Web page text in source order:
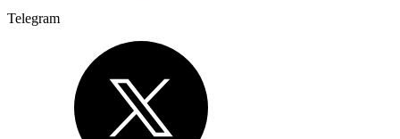
Telegram